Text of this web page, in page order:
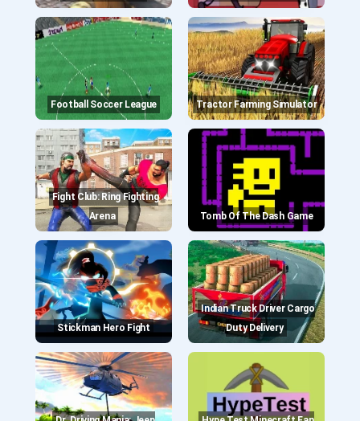
Football Soccer League Tractor Farming Simulator
Fight Club: Ring Fighting
Arena
Tomb Of The Dash Game
Stickman Hero Fight
Indian Truck Driver Cargo
Duty Delivery